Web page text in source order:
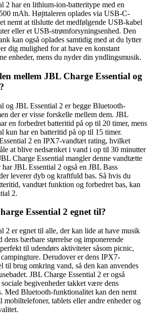
2 har en lithium-ion-batteritype med en
mAh. Højttaleren oplades via USB-C-
nemt at tilslutte det medfølgende USB-kabel
eller et USB-strømforsyningsenhed. Den
kan også oplades samtidig med at du lytter
dig mulighed for at have en konstant
enheder, mens du nyder din yndlingsmusik.
mellem JBL Charge Essential og
og JBL Essential 2 er begge Bluetooth-
der er visse forskelle mellem dem. JBL
en forbedret batteritid på op til 20 timer, mens
kun har en batteritid på op til 15 timer.
2 en IPX7-vandtæt rating, hvilket
at blive nedsænket i vand i op til 30 minutter
Charge Essential mangler denne vandtætte
JBL Essential 2 også en JBL Bass
leverer dyb og kraftfuld bas. Så hvis du
vandtæt funktion og forbedret bas, kan
2.
Essential 2 egnet til?
2 er egnet til alle, der kan lide at have musik
dens bærbare størrelse og imponerende
til udendørs aktiviteter såsom picnic,
Derudover er dens IPX7-
til brug omkring vand, så den kan anvendes
JBL Charge Essential 2 er også
begivenheder takket være dens
Med Bluetooth-funktionalitet kan den nemt
mobiltelefoner, tablets eller andre enheder og